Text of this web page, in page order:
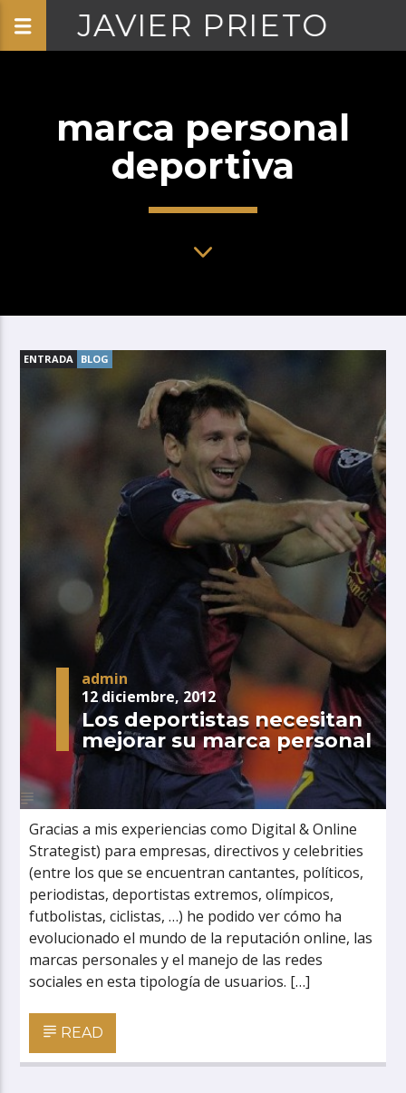
JAVIER PRIETO
marca personal
deportiva
ENTRADA BLOG
admin
12 diciembre, 2012
Los deportistas necesitan
mejorar su marca personal
Gracias a mis experiencias como Digital & Online
Strategist) para empresas, directivos y celebrities
(entre los que se encuentran cantantes, políticos,
periodistas, deportistas extremos, olímpicos,
futbolistas, ciclistas, …) he podido ver cómo ha
evolucionado el mundo de la reputación online, las
marcas personales y el manejo de las redes
sociales en esta tipología de usuarios. […]
READ